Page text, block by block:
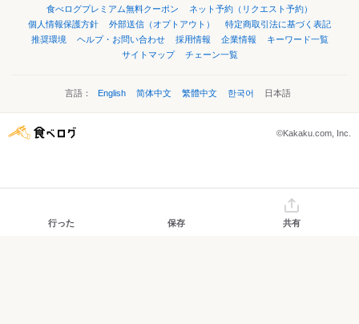
食べログプレミアム無料クーポン
ネット予約（リクエスト予約）
個人情報保護方針
外部送信（オプトアウト）
特定商取引法に基づく表記
推奨環境
ヘルプ・お問い合わせ 採用情報 企業情報
キーワード一覧
サイトマップ
チェーン一覧
言語： English 简体中文 繁體中文 한국어 日本語
©Kakaku.com, Inc.
行った 保存 共有